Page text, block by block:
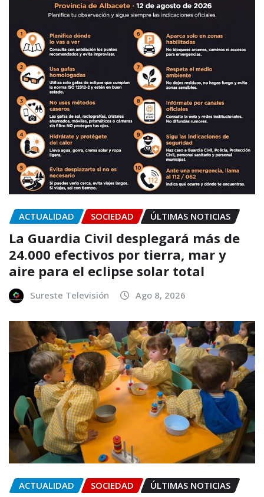
ACTUALIDAD SOCIEDAD ÚLTIMAS NOTICIAS
La Guardia Civil desplegará más de
24.000 efectivos por tierra, mar y
aire para el eclipse solar total
Sureste Televisión Ago 8, 2026
ACTUALIDAD SOCIEDAD ÚLTIMAS NOTICIAS